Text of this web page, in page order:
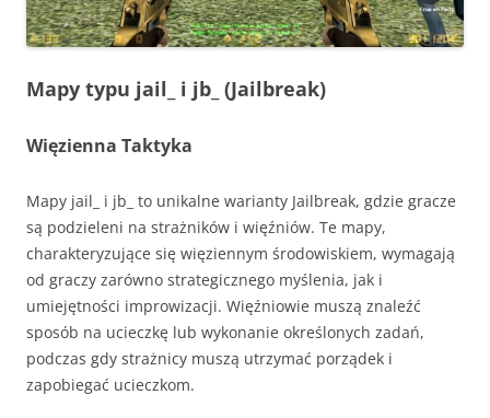
Mapy typu jail_ i jb_ (Jailbreak)
Więzienna Taktyka
Mapy jail_ i jb_ to unikalne warianty Jailbreak, gdzie gracze
są podzieleni na strażników i więźniów. Te mapy,
charakteryzujące się więziennym środowiskiem, wymagają
od graczy zarówno strategicznego myślenia, jak i
umiejętności improwizacji. Więźniowie muszą znaleźć
sposób na ucieczkę lub wykonanie określonych zadań,
podczas gdy strażnicy muszą utrzymać porządek i
zapobiegać ucieczkom.